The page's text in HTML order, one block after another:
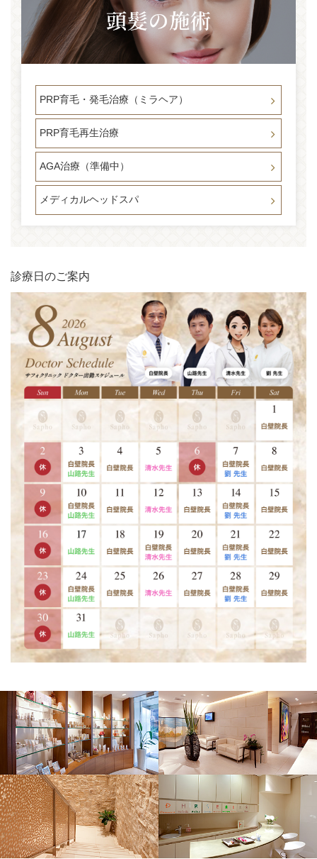
PRP育毛・発毛治療（ミラヘア）
PRP育毛再生治療
AGA治療（準備中）
メディカルヘッドスパ
診療日のご案内